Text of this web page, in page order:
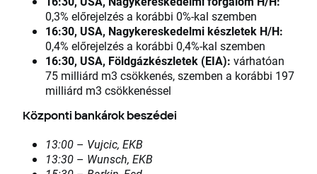
0,3% előrejelzés a korábbi 0%-kal szemben
16:30, USA, Nagykereskedelmi készletek H/H:
0,4% előrejelzés a korábbi 0,4%-kal szemben
16:30, USA, Földgázkészletek (EIA): várhatóan
75 milliárd m3 csökkenés, szemben a korábbi 197
milliárd m3 csökkenéssel
Központi bankárok beszédei
13:00 – Vujcic, EKB
13:30 – Wunsch, EKB